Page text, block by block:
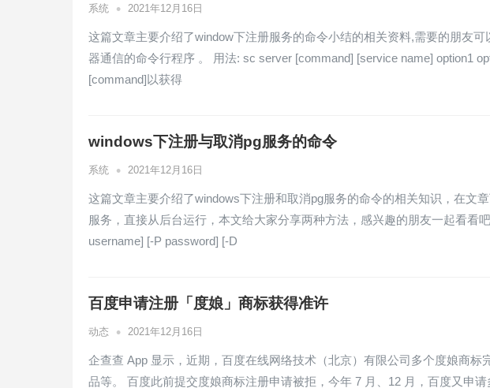
系统 • 2021年12月16日
这篇文章主要介绍了window下注册服务的命令小结的相关资料,需要的朋友
器通信的命令行程序 。 用法: sc server [command] [service name] option1
[command]以获得
windows下注册与取消pg服务的命令
系统 • 2021年12月16日
这篇文章主要介绍了windows下注册和取消pg服务的命令的相关知识，在文
服务，直接从后台运行，本文给大家分享两种方法，感兴趣的朋友一起看看
username] [-P password] [-D
百度申请注册「度娘」商标获得准许
动态 • 2021年12月16日
企查查 App 显示，近期，百度在线网络技术（北京）有限公司多个度娘商标
品等。 百度此前提交度娘商标注册申请被拒，今年 7 月、12 月，百度又申